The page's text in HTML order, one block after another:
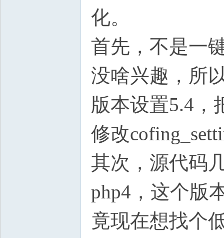
化。
首先，不是一
没啥兴趣，所
版本设置5.4，
修改
其次，源代码
php4，这个版
竟现在想找个